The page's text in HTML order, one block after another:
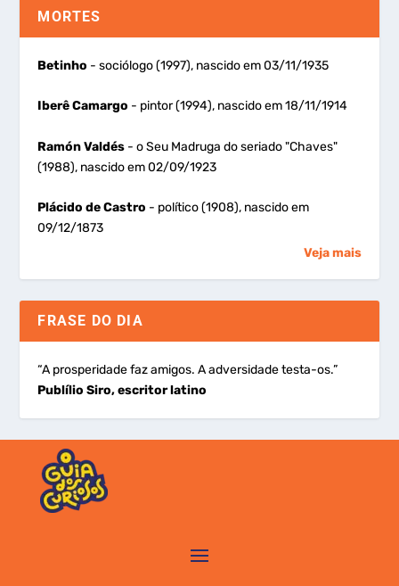
MORTES
Betinho - sociólogo (1997), nascido em 03/11/1935
Iberê Camargo - pintor (1994), nascido em 18/11/1914
Ramón Valdés - o Seu Madruga do seriado "Chaves"
(1988), nascido em 02/09/1923
Plácido de Castro - político (1908), nascido em
09/12/1873
Veja mais
FRASE DO DIA
“A prosperidade faz amigos. A adversidade testa-os.”
Publílio Siro, escritor latino